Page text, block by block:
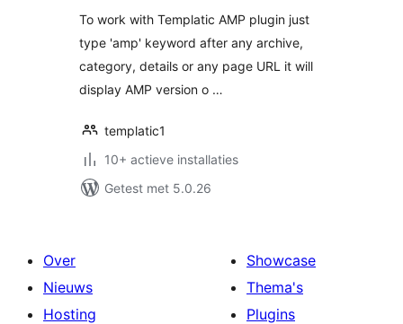
To work with Templatic AMP plugin just
type 'amp' keyword after any archive,
category, details or any page URL it will
display AMP version o …
templatic1
10+ actieve installaties
Getest met 5.0.26
Over
Nieuws
Hosting
Showcase
Thema's
Plugins